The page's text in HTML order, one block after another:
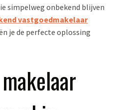
simpelweg onbekend blijven
vastgoedmakelaar
je de perfecte oplossing